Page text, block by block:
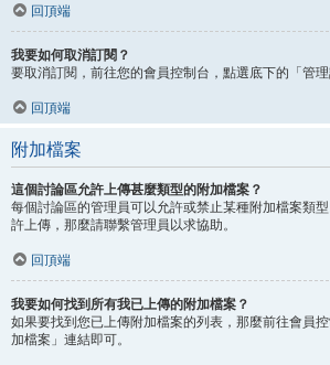
回頂端
我要如何取消訂閱？
要取消訂閱，前往您的會員控制台，點選底下的「管理
回頂端
附加檔案
這個討論區允許上傳甚麼類型的附加檔案？
每個討論區的管理員可以允許或禁止某種附加檔案類
許上傳，那麼請聯繫管理員以求協助。
回頂端
我要如何找到所有我已上傳的附加檔案？
如果要找到您已上傳附加檔案的列表，那麼前往會員
加檔案」連結即可。